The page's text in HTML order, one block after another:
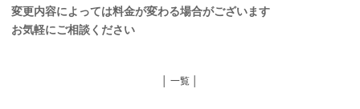
変更内容によっては料金が変わる場合がございます
お気軽にご相談ください
│ 一覧 │